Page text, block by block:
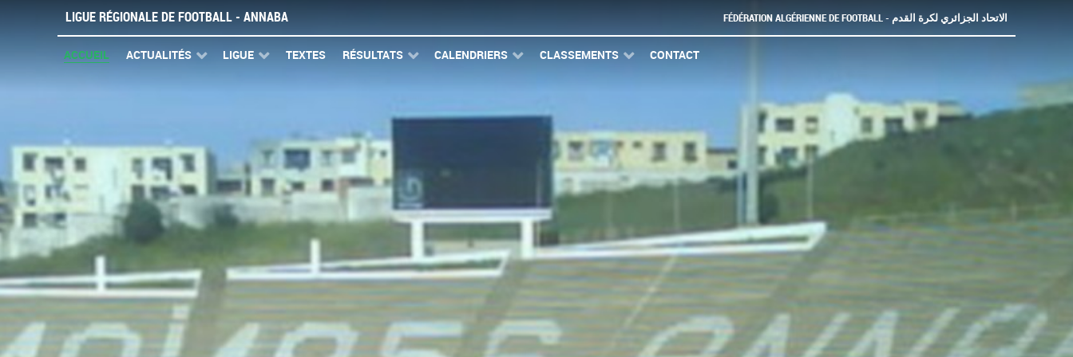
LIGUE RÉGIONALE DE FOOTBALL - ANNABA FÉDÉRATION ALGÉRIENNE DE FOOTBALL - الاتحاد الجزائري لكرة القدم
ACCUEIL ACTUALITÉS LIGUE TEXTES RÉSULTATS CALENDRIERS CLASSEMENTS CONTACT